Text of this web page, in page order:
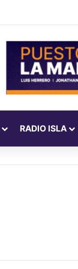
RADIO ISLA